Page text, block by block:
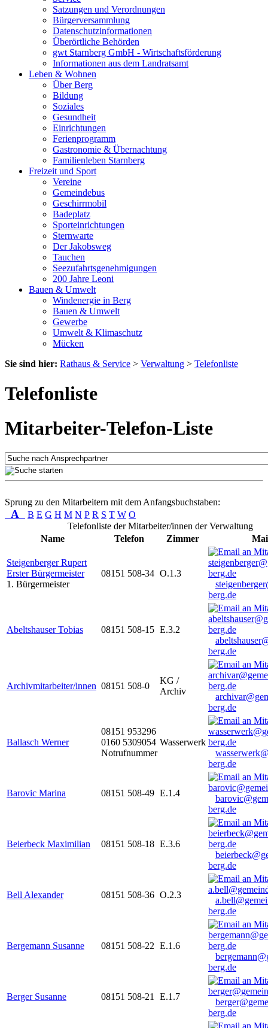
Satzungen und Verordnungen
Bürgerversammlung
Datenschutzinformationen
Überörtliche Behörden
gwt Starnberg GmbH - Wirtschaftsförderung
Informationen aus dem Landratsamt
Leben & Wohnen
Über Berg
Bildung
Soziales
Gesundheit
Einrichtungen
Ferienprogramm
Gastronomie & Übernachtung
Familienleben Starnberg
Freizeit und Sport
Vereine
Gemeindebus
Geschirrmobil
Badeplatz
Sporteinrichtungen
Sternwarte
Der Jakobsweg
Tauchen
Seezufahrtsgenehmigungen
200 Jahre Leoni
Bauen & Umwelt
Windenergie in Berg
Bauen & Umwelt
Gewerbe
Umwelt & Klimaschutz
Mücken
Sie sind hier: Rathaus & Service > Verwaltung > Telefonliste
Telefonliste
Mitarbeiter-Telefon-Liste
Sprung zu den Mitarbeitern mit dem Anfangsbuchstaben:
A B E G H M N P R S T W O
Telefonliste der Mitarbeiter/innen der Verwaltung
Name
Telefon Zimmer
Steigenberger Rupert
Erster Bürgermeister
1. Bürgermeister
08151 508-34 O.1.3
berg.de
Abeltshauser Tobias 08151 508-15 E.3.2
berg.de
Archivmitarbeiter/innen 08151 508-0
KG /
Archiv
berg.de
Ballasch Werner
08151 953296
0160 5309054
Notrufnummer
Wasserwerk
berg.de
Barovic Marina 08151 508-49 E.1.4
berg.de
Beierbeck Maximilian 08151 508-18 E.3.6
berg.de
Bell Alexander 08151 508-36 O.2.3
berg.de
Bergemann Susanne 08151 508-22 E.1.6
berg.de
Berger Susanne 08151 508-21 E.1.7
berg.de